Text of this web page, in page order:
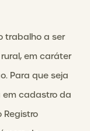
trabalho a ser
em caráter
Para que seja
em cadastro da
Registro